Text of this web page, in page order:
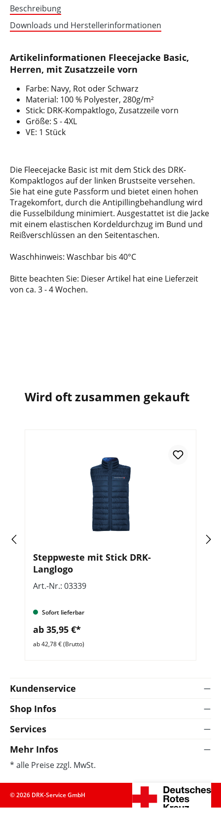
Beschreibung
Downloads und Herstellerinformationen
Artikelinformationen Fleecejacke Basic,
Herren, mit Zusatzzeile vorn
Farbe: Navy, Rot oder Schwarz
Material: 100 % Polyester, 280g/m²
Stick: DRK-Kompaktlogo, Zusatzzeile vorn
Größe: S - 4XL
VE: 1 Stück
Die Fleecejacke Basic ist mit dem Stick des DRK-
Kompaktlogos auf der linken Brustseite versehen.
Sie hat eine gute Passform und bietet einen hohen
Tragekomfort, durch die Antipillingbehandlung wird
die Fusselbildung minimiert. Ausgestattet ist die Jacke
mit einem elastischen Kordeldurchzug im Bund und
Reißverschlüssen an den Seitentaschen.
Waschhinweis: Waschbar bis 40°C
Bitte beachten Sie: Dieser Artikel hat eine Lieferzeit
von ca. 3 - 4 Wochen.
Wird oft zusammen gekauft
Steppweste mit Stick DRK-
Langlogo
Art.-Nr.: 03339
Sofort lieferbar
ab 35,95 €*
ab 42,78 € (Brutto)
Kundenservice
Shop Infos
Services
Mehr Infos
* alle Preise zzgl. MwSt.
© 2026 DRK-Service GmbH